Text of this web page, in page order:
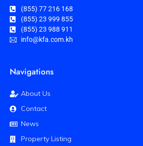
(855) 77 216 168
(855) 23 999 855
(855) 23 988 911
info@kfa.com.kh
Navigations
About Us
Contact
News
Property Listing